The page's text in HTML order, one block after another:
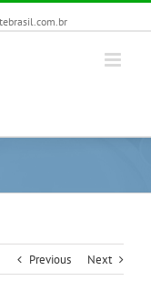
Previous Next